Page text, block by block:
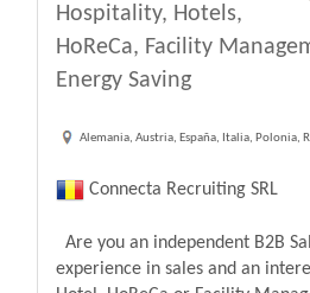
Hospitality, Hotels,
HoReCa, Facility
Energy Saving
Alemania, Austria, España, Italia, Polonia,
Connecta Recruiting SRL
Are you an independent B2B
experience in sales and an